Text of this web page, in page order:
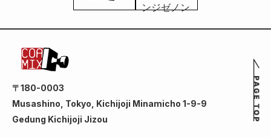
〒180-0003
Musashino, Tokyo, Kichijoji Minamicho 1-9-9
Gedung Kichijoji Jizou